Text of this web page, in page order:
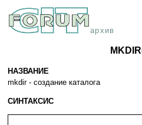
архив
НАЗВАНИЕ
mkdir - создание каталога
СИНТАКСИС